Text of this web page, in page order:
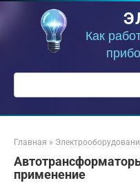
Как
Поиск:
Главная »
применение